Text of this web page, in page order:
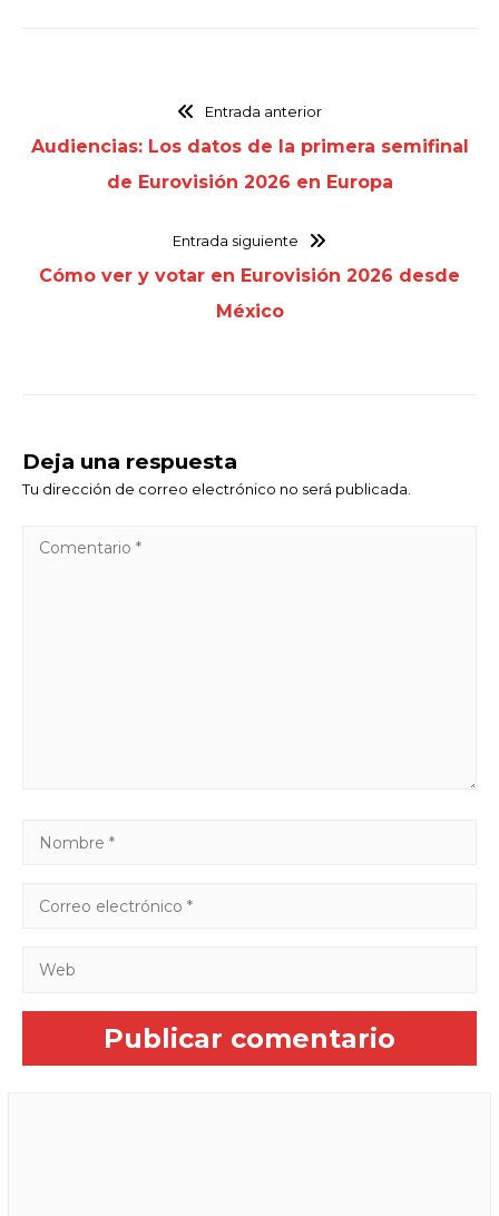
Entrada anterior
Audiencias: Los datos de la primera semifinal
de Eurovisión 2026 en Europa
Entrada siguiente
Cómo ver y votar en Eurovisión 2026 desde
México
Deja una respuesta
Tu dirección de correo electrónico no será publicada.